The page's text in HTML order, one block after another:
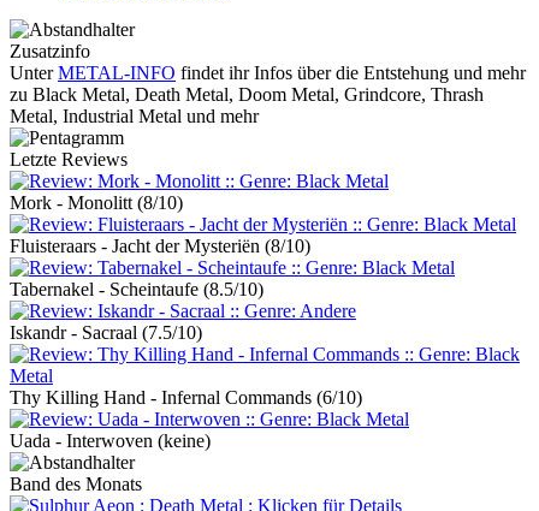
Zusatzinfo
UnterMETAL-INFO findet ihr Infos über die Entstehung und mehr
zu Black Metal, Death Metal, Doom Metal, Grindcore, Thrash
Metal, Industrial Metal und mehr
Letzte Reviews
Mork - Monolitt (8/10)
Fluisteraars - Jacht der Mysteriën (8/10)
Tabernakel - Scheintaufe (8.5/10)
Iskandr - Sacraal (7.5/10)
Thy Killing Hand - Infernal Commands (6/10)
Uada - Interwoven (keine)
Band des Monats